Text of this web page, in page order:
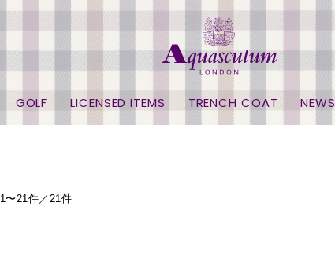
GOLF LICENSED ITEMS TRENCH COAT NEWS
1〜21件／21件